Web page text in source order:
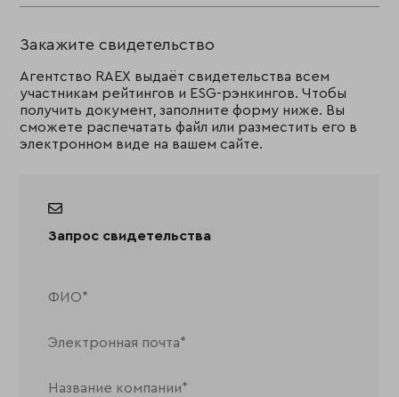
Закажите свидетельство
Агентство RAEX выдаёт свидетельства всем
участникам рейтингов и ESG-рэнкингов. Чтобы
получить документ, заполните форму ниже. Вы
сможете распечатать файл или разместить его в
электронном виде на вашем сайте.
Запрос свидетельства